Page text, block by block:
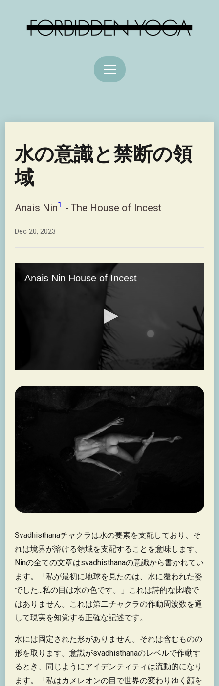
水の意識と禁断の領
域
Anais Nin1 - The House of Incest
Dec 20, 2023
Svadhisthanaチャクラは水の要素を支配しており、そ
れは境界が溶ける領域を支配することを意味します。
Ninの全ての文章はsvadhisthanaの意識から書かれてい
ます。「私が最初に地球を見たのは、水に覆われた姿
でした...私の目は水の色です。」これは詩的な比喩で
はありません。これは第二チャクラの作動周波数を通
して現実を知覚する正確な記述です。
水には固定された形がありません。それは含むものの
形を取ります。意識がsvadhisthanaのレベルで作動す
るとき、同じようにアイデンティティは流動的になり
ます。「私はカメレオンの目で世界の変わりゆく顔を